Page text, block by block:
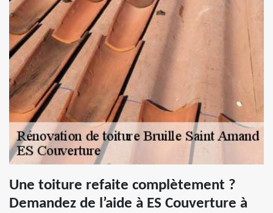
Une toiture refaite complètement ?
Demandez de l’aide à ES Couverture à